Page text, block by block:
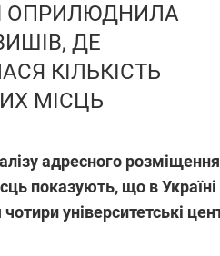
ОПРИЛЮДНИЛА
ДЕ
КІЛЬКІСТЬ
МІСЦЬ
адресного розміщення
показують, що в Україні
університетські